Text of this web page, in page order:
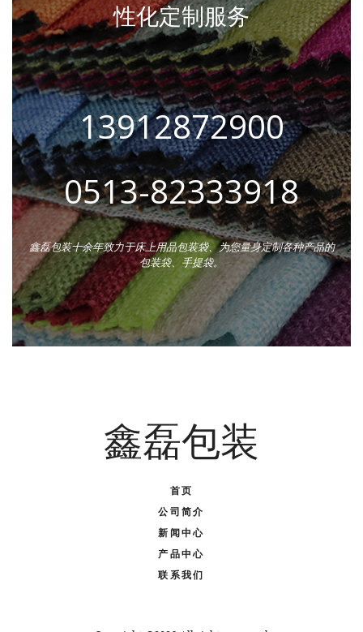
性化定制服务
13912872900
0513-82333918
鑫磊包装十余年致力于床上用品包装袋、为您量身定制各种产品的
包装袋、手提袋。
鑫磊包装
首页
公司简介
新闻中心
产品中心
联系我们